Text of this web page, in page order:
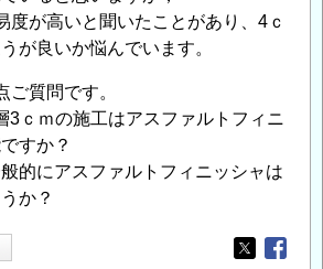
度が高いと聞いたことがあり、4ｃ
が良いか悩んでいます。
ご質問です。
3ｃｍの施工はアスファルトフィニ
すか？
的にアスファルトフィニッシャは
か？
Opens in